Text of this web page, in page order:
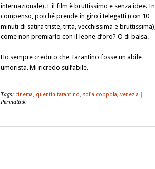
internazionale). E il film è bruttissimo e senza idee. In
compenso, poiché prende in giro i telegatti (con 10
minuti di satira triste, trita, vecchissima e bruttissima),
come non premiarlo con il leone d’oro? O di balsa.
Ho sempre creduto che Tarantino fosse un abile
umorista. Mi ricredo sull’abile.
Tags: cinema quentin tarantino sofia coppola ,venezia |
Permalink